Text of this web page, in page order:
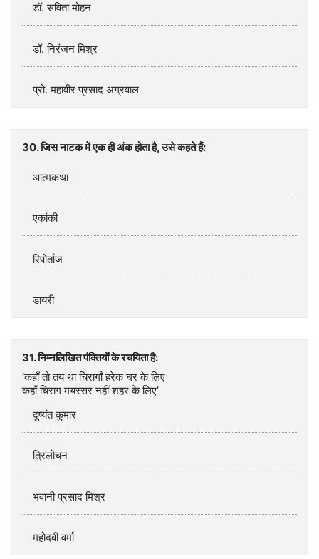
डॉ. सविता मोहन
डॉ. निरंजन मिश्र
प्रो. महावीर प्रसाद अग्रवाल
30. जिस नाटक में एक ही अंक होता है, उसे कहते हैं:
आत्मकथा
एकांकी
रिपोर्ताज
डायरी
31. निम्नलिखित पंक्तियों के रचयिता है:
‘कहाँ तो तय था चिरागाँ हरेक घर के लिए
कहाँ चिराग मयस्सर नहीं शहर के लिए’
दुष्यंत कुमार
त्रिलोचन
भवानी प्रसाद मिश्र
महोदवी वर्मा